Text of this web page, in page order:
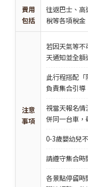
費用
包括
往返巴士、高
稅等各項稅金
注意
事項
若因天氣等不
天通知並全額
此行程搭配
負責集合引導
視當天報名情
併同一台車，
0-3歲嬰幼兒
請遵守集合時
各景點停留時